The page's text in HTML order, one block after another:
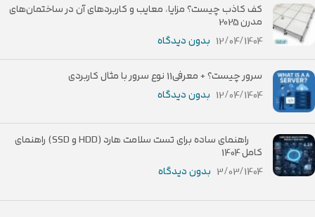
کف کاذب چیست؟ مزایا، معایب و کاربردهای آن در ساختمان‌های
مدرن 2025
12/04/1404 بدون دیدگاه
سرور چیست؟ + معرفی11 نوع سرور با مثال کاربردی
12/04/1404 بدون دیدگاه
راهنمای ساده برای تست سلامت هارد (HDD و SSD) راهنمای
کامل 1404
3/03/1404 بدون دیدگاه